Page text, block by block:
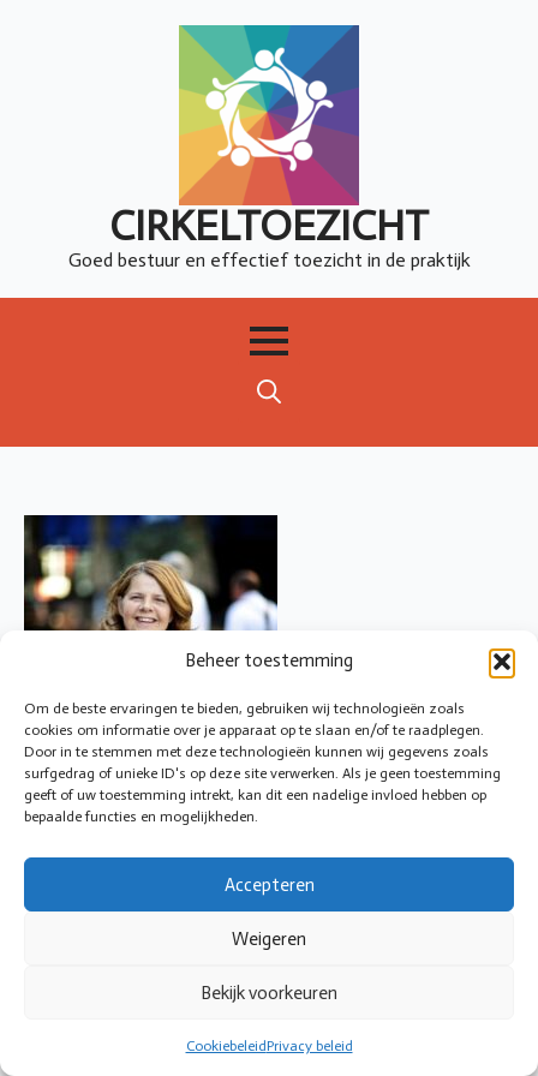
Beheer toestemming
Om de beste ervaringen te bieden, gebruiken wij technologieën zoals
cookies om informatie over je apparaat op te slaan en/of te raadplegen.
Door in te stemmen met deze technologieën kunnen wij gegevens zoals
surfgedrag of unieke ID's op deze site verwerken. Als je geen toestemming
geeft of uw toestemming intrekt, kan dit een nadelige invloed hebben op
bepaalde functies en mogelijkheden.
Accepteren
Weigeren
Bekijk voorkeuren
CookiebeleidPrivacy beleid
CIRKELTOEZICHT
Goed bestuur en effectief toezicht in de praktijk
© 2026 Cirkeltoezicht